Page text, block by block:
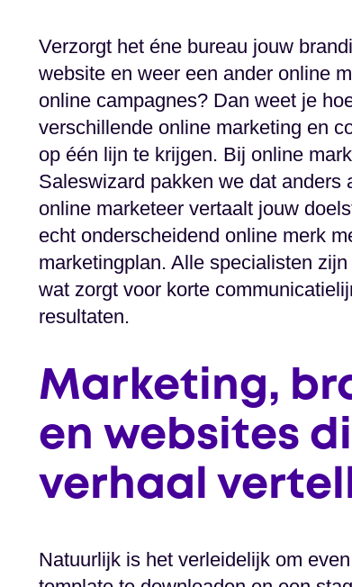
Verzorgt het éne bureau jouw
website en weer een ander online
online campagnes? Dan weet je
verschillende online marketing en
op één lijn te krijgen. Bij online
Saleswizard pakken we dat anders
online marketeer vertaalt jouw
echt onderscheidend online merk
marketingplan. Alle specialisten
wat zorgt voor korte
resultaten.
Marketing,
en websites
verhaal
Natuurlijk is het verleidelijk om